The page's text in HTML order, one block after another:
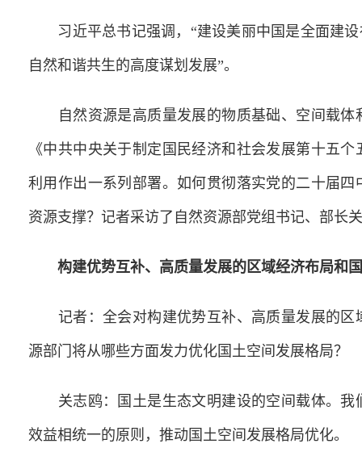
习近平总书记强调，“建设美丽中国是全面建设
自然和谐共生的高度谋划发展”。
自然资源是高质量发展的物质基础、空间载体
《中共中央关于制定国民经济和社会发展第十五
利用作出一系列部署。如何贯彻落实党的二十届
资源支撑？记者采访了自然资源部党组书记、部长
构建优势互补、高质量发展的区域经济布局和
记者：全会对构建优势互补、高质量发展的区
源部门将从哪些方面发力优化国土空间发展格局？
关志鸥：国土是生态文明建设的空间载体。我
效益相统一的原则，推动国土空间发展格局优化。